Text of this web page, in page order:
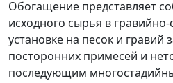
Обогащение представляет
исходного сырья в
установке на песок и гравий
посторонних примесей и
последующим